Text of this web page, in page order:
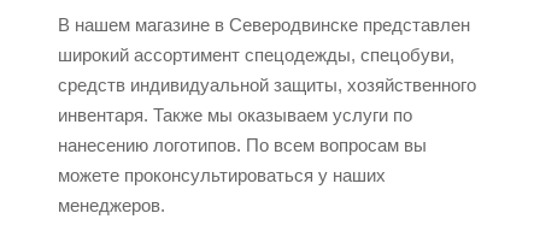
В нашем магазине в Северодвинске представлен
широкий ассортимент спецодежды, спецобуви,
средств индивидуальной защиты, хозяйственного
инвентаря. Также мы оказываем услуги по
нанесению логотипов. По всем вопросам вы
можете проконсультироваться у наших
менеджеров.